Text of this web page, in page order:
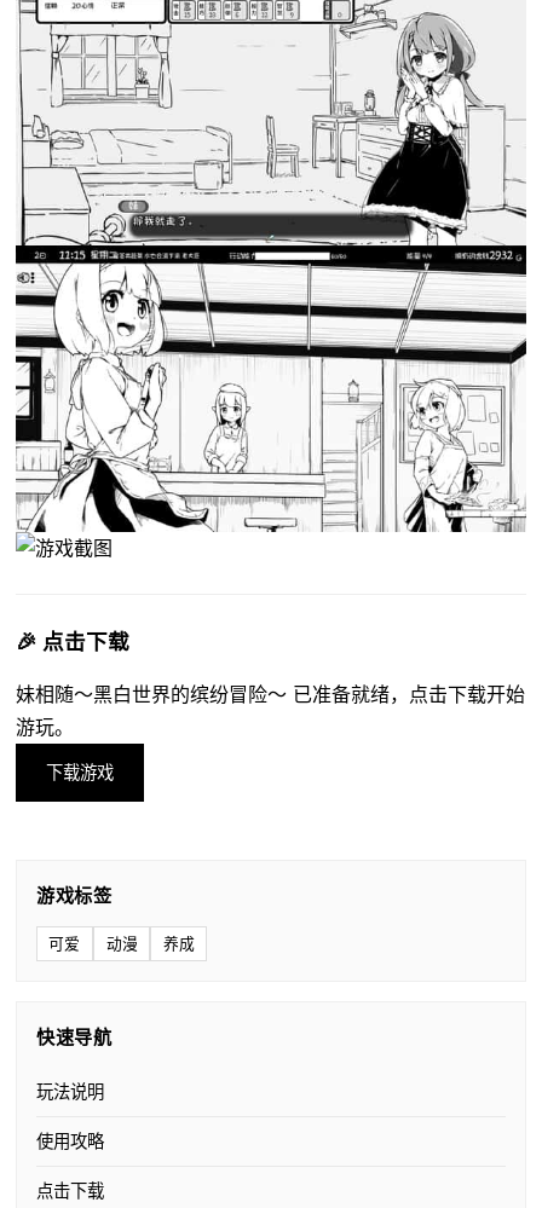
🎉 点击下载
妹相随～黑白世界的缤纷冒险～ 已准备就绪，点击下载开始
游玩。
下载游戏
游戏标签
可爱 动漫 养成
快速导航
玩法说明
使用攻略
点击下载